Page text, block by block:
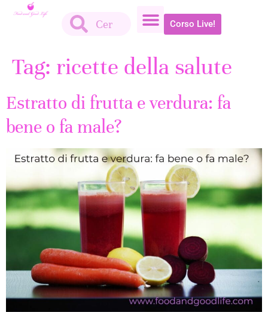
Corso Live!
Tag: ricette della salute
Estratto di frutta e verdura: fa
bene o fa male?